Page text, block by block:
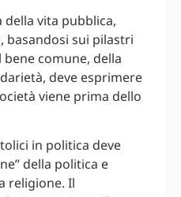
della vita pubblica,
basandosi sui pilastri
comune, della
deve esprimere
viene prima dello
in politica deve
della politica e
religione. Il